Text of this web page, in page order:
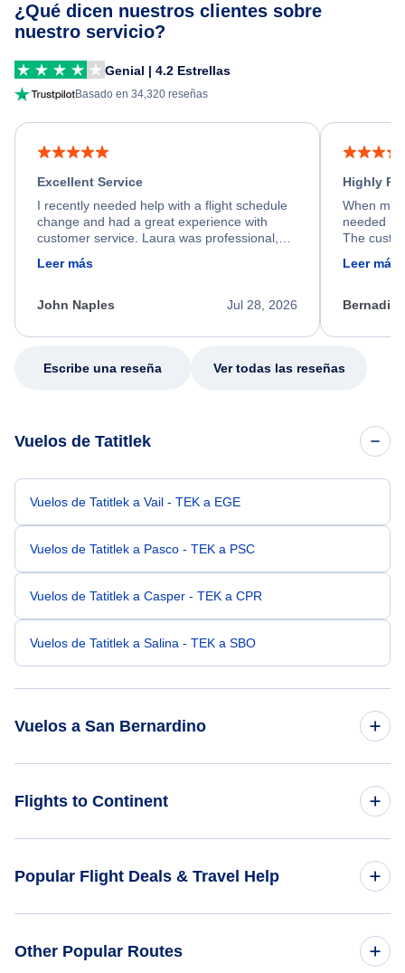
¿Qué dicen nuestros clientes sobre
nuestro servicio?
Genial | 4.2 Estrellas
Basado en 34,320 reseñas
Excellent Service
I recently needed help with a flight schedule
change and had a great experience with
customer service. Laura was professional,
friendly, and very helpful throughout the
process. She quickly found a solution and
appreciate her excellent service.
Leer más
Jul 28, 2026
John Naples
Highly
When my
needed
The
calm,
my issue.
Leer más
Escribe una reseña Ver todas las reseñas
Vuelos de Tatitlek
Vuelos de Tatitlek a Vail - TEK a EGE
Vuelos de Tatitlek a Pasco - TEK a PSC
Vuelos de Tatitlek a Casper - TEK a CPR
Vuelos de Tatitlek a Salina - TEK a SBO
Vuelos a San Bernardino
Vuelos de Ambler a San Bernardino - ABL a SBT
Flights to Continent
Flights to Caribbean
Popular Flight Deals & Travel Help
Other Popular Routes